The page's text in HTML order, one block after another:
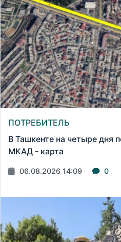
ПОТРЕБИТЕЛЬ
В Ташкенте на четыре дня
МКАД - карта
06.08.2026 14:09 0